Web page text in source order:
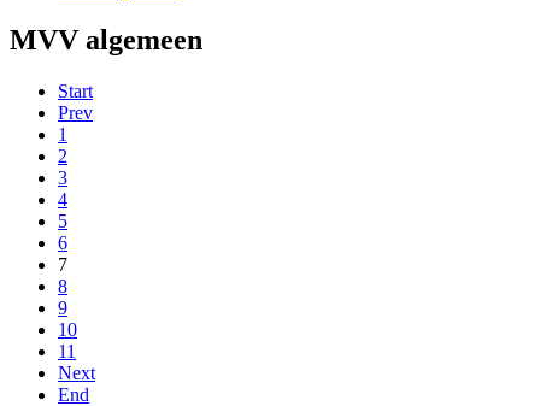
MVV algemeen
Start
Prev
1
2
3
4
5
6
7
8
9
10
11
Next
End